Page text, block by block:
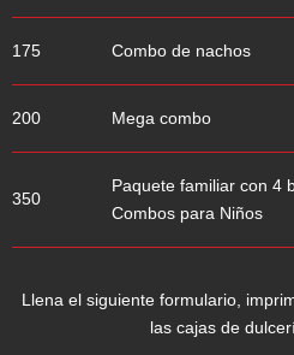
175 Combo de nachos
200 Mega combo
350
Paquete familiar con 4
Combos para Niños
Llena el siguiente formulario,
las cajas de